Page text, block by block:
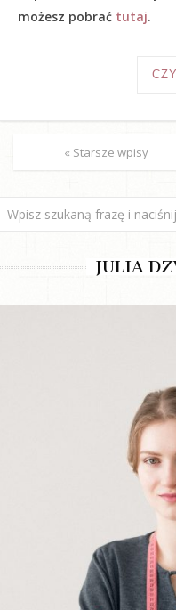
możesz pobrać tutaj.
« Starsze wpisy
JULIA